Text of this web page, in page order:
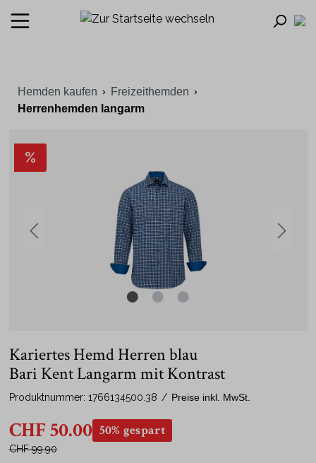
Hemden kaufen
Freizeithemden
Herrenhemden langarm
%
Kariertes Hemd Herren blau
Bari Kent Langarm mit Kontrast
Produktnummer: 1766134500.38 / Preise inkl. MwSt.
CHF 50.00 50% gespart
CHF 99.90